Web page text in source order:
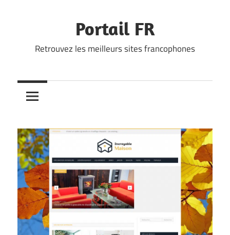
Portail FR
Retrouvez les meilleurs sites francophones